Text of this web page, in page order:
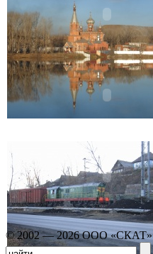
© 2002 — 2026 ООО «СКАТ»